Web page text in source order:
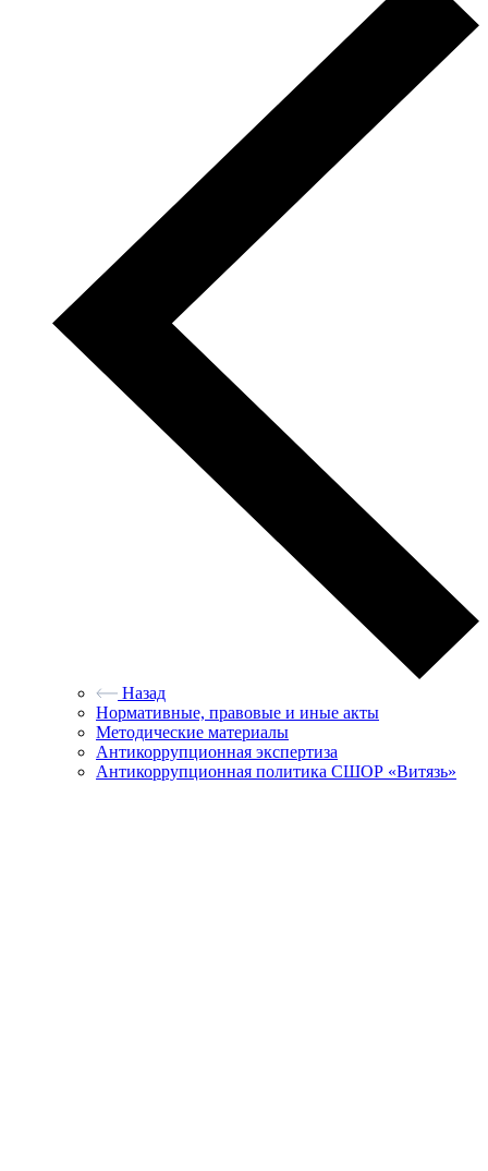
Назад
Нормативные, правовые и иные акты
Методические материалы
Антикоррупционная экспертиза
Антикоррупционная политика СШОР «Витязь»